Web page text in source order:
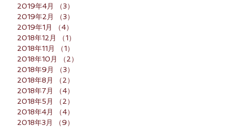
2019年4月
（3）
2019年2月
（3）
2019年1月
（4）
2018年12月
（1）
2018年11月
（1）
2018年10月
（2）
2018年9月
（3）
2018年8月
（2）
2018年7月
（4）
2018年5月
（2）
2018年4月
（4）
2018年3月
（9）